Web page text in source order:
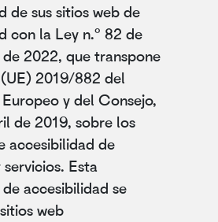
de sus sitios web de
con la Ley n.º 82 de
2022, que transpone
2019/882 del
y del Consejo,
de 2019, sobre los
accesibilidad de
Esta
accesibilidad se
web